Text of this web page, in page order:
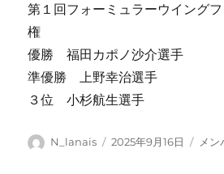
第１回フォーミュラーウイング
権
優勝 福田カポノ沙介選手
準優勝 上野幸治選手
３位 小杉航生選手
投
N_lanais
投
2025年9月16日
カ
メン